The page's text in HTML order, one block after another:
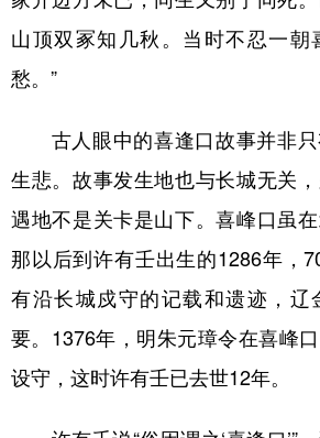
山顶双冢知几秋。当时不忍一朝
愁。”
古人眼中的喜逢口故事并非只
生悲。故事发生地也与长城无关
遇地不是关卡是山下。喜峰口虽
那以后到许有壬出生的1286年，
有沿长城戍守的记载和遗迹，辽
要。1376年，明朱元璋令在喜峰
设守，这时许有壬已去世12年。